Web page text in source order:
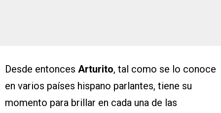
Desde entonces Arturito, tal como se lo conoce
en varios países hispano parlantes, tiene su
momento para brillar en cada una de las